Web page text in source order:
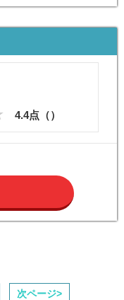
4.4点（）
次ページ>